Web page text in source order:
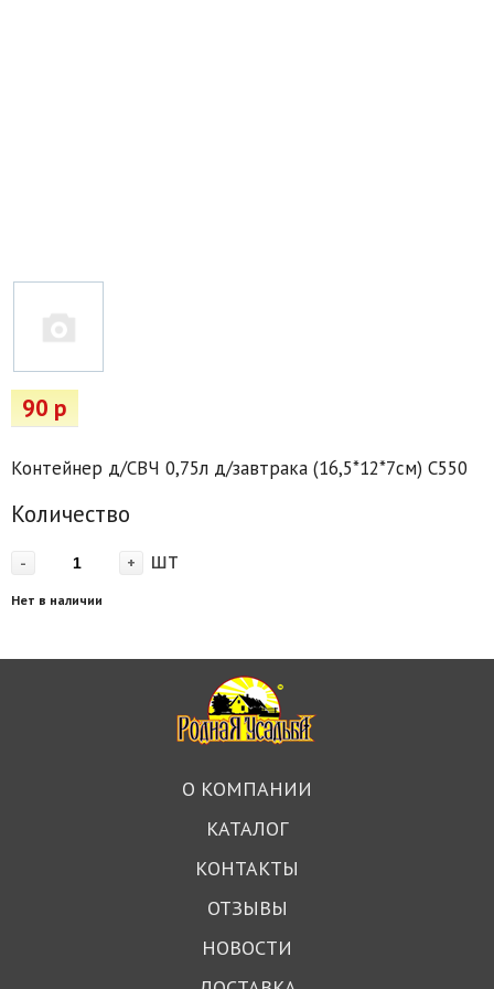
90 р
Контейнер д/СВЧ 0,75л д/завтрака (16,5*12*7см) С550
Количество
- + шт
Нет в наличии
О КОМПАНИИ
КАТАЛОГ
КОНТАКТЫ
ОТЗЫВЫ
НОВОСТИ